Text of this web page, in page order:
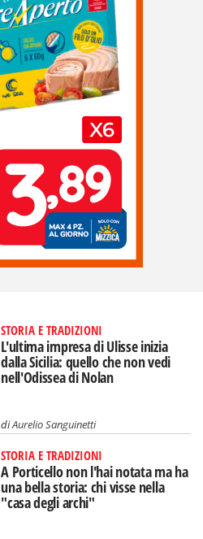
STORIA E TRADIZIONI
L'ultima impresa di Ulisse inizia
dalla Sicilia: quello che non vedi
nell'Odissea di Nolan
diAurelio Sanguinetti
STORIA E TRADIZIONI
A Porticello non l'hai notata ma ha
una bella storia: chi visse nella
"casa degli archi"